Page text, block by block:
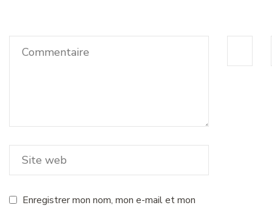
Enregistrer mon nom, mon e-mail et mon